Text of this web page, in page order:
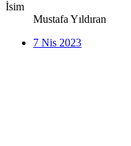
İsim
Mustafa Yıldıran
7 Nis 2023